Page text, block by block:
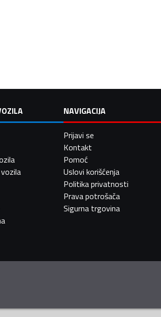
NAVIGACIJA
Prijavi se
Kontakt
Pomoć
Uslovi korišćenja
Politika privatnosti
Prava potrošača
Sigurna trgovina